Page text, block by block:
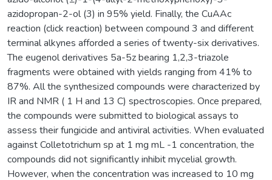
azidopropan-2-ol (3) in 95% yield. Finally, the CuAAc
reaction (click reaction) between compound 3 and different
terminal alkynes afforded a series of twenty-six derivatives.
The eugenol derivatives 5a-5z bearing 1,2,3-triazole
fragments were obtained with yields ranging from 41% to
87%. All the synthesized compounds were characterized by
IR and NMR ( 1 H and 13 C) spectroscopies. Once prepared,
the compounds were submitted to biological assays to
assess their fungicide and antiviral activities. When evaluated
against Colletotrichum sp at 1 mg mL -1 concentration, the
compounds did not significantly inhibit mycelial growth.
However, when the concentration was increased to 10 mg